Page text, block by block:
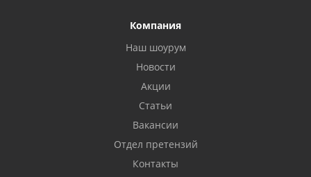
Компания
Наш шоурум
Новости
Акции
Статьи
Вакансии
Отдел претензий
Контакты